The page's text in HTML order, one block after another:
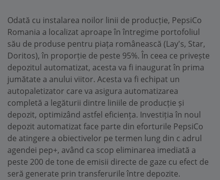
Odată cu instalarea noilor linii de producție, PepsiCo
Romania a localizat aproape în întregime portofoliul
său de produse pentru piața românească (Lay's, Star,
Doritos), în proporție de peste 95%. În ceea ce privește
depozitul automatizat, acesta va fi inaugurat în prima
jumătate a anului viitor. Acesta va fi echipat un
autopaletizator care va asigura automatizarea
completă a legăturii dintre liniile de producție și
depozit, optimizând astfel eficiența. Investiția în noul
depozit automatizat face parte din eforturile PepsiCo
de atingere a obiectivelor pe termen lung din c adrul
agendei pep+, având ca scop eliminarea imediată a
peste 200 de tone de emisii directe de gaze cu efect de
seră generate prin transferurile între depozite.